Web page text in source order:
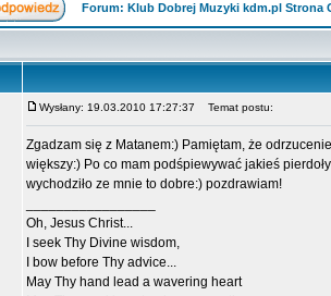
Forum: Klub Dobrej Muzyki kdm.pl Strona
Wysłany: 19.03.2010 17:27:37 Temat postu:
Zgadzam się z Matanem:) Pamiętam, że
większy:) Po co mam podśpiewywać jakieś
wychodziło ze mnie to dobre:) pozdrawiam!
Oh, Jesus Christ...
I seek Thy Divine wisdom,
I bow before Thy advice...
May Thy hand lead a wavering heart